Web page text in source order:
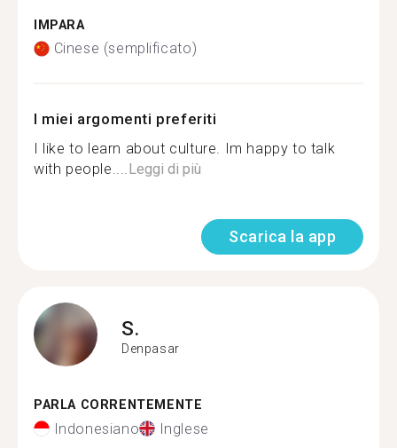
IMPARA
Cinese (semplificato)
I miei argomenti preferiti
I like to learn about culture. Im happy to talk
with people....Leggi di più
Scarica la app
S.
Denpasar
PARLA CORRENTEMENTE
Indonesiano Inglese